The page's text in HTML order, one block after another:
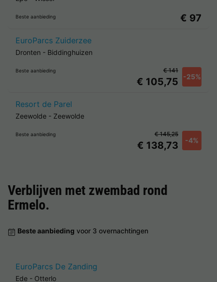
Beste aanbieding € 97
EuroParcs Zuiderzee
Dronten - Biddinghuizen
Beste aanbieding
€ 105,75 -25%
€ 141
Resort de Parel
Zeewolde - Zeewolde
Beste aanbieding
€ 138,73 -4%
€ 145,25
Verblijven met zwembad rond
Ermelo.
Beste aanbieding voor 3 overnachtingen
EuroParcs De Zanding
Ede - Otterlo